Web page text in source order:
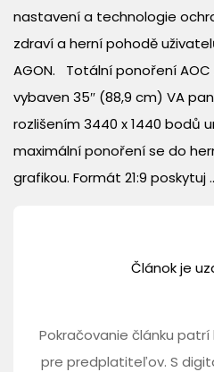
nastavení a technologie
zdraví a herní pohodě
AGON. Totální ponoření AOC
vybaven 35″ (88,9 cm) VA
rozlišením 3440 x 1440 bodů
maximální ponoření se do
grafikou. Formát 21:9 poskytuj
Článok je
Pokračovanie článku
pre predplatiteľov. S